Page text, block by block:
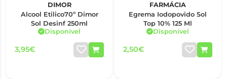
DIMOR
Alcool Etilico70º Dimor
Sol Desinf 250ml
Disponível
3,95€
FARMÁCIA
Egrema Iodopovido Sol
Top 10% 125 Ml
Disponível
2,50€